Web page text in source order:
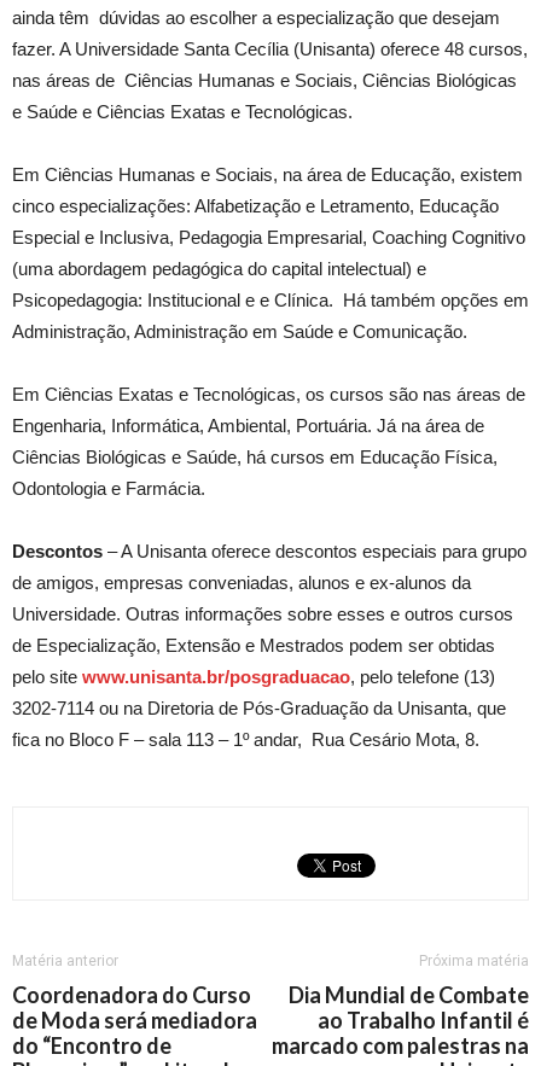
ainda têm dúvidas ao escolher a especialização que desejam
fazer. A Universidade Santa Cecília (Unisanta) oferece 48 cursos,
nas áreas de Ciências Humanas e Sociais, Ciências Biológicas
e Saúde e Ciências Exatas e Tecnológicas.
Em Ciências Humanas e Sociais, na área de Educação, existem
cinco especializações: Alfabetização e Letramento, Educação
Especial e Inclusiva, Pedagogia Empresarial, Coaching Cognitivo
(uma abordagem pedagógica do capital intelectual) e
Psicopedagogia: Institucional e e Clínica. Há também opções em
Administração, Administração em Saúde e Comunicação.
Em Ciências Exatas e Tecnológicas, os cursos são nas áreas de
Engenharia, Informática, Ambiental, Portuária. Já na área de
Ciências Biológicas e Saúde, há cursos em Educação Física,
Odontologia e Farmácia.
Descontos – A Unisanta oferece descontos especiais para grupo
de amigos, empresas conveniadas, alunos e ex-alunos da
Universidade. Outras informações sobre esses e outros cursos
de Especialização, Extensão e Mestrados podem ser obtidas
pelo site www.unisanta.br/posgraduacao, pelo telefone (13)
3202-7114 ou na Diretoria de Pós-Graduação da Unisanta, que
fica no Bloco F – sala 113 – 1º andar, Rua Cesário Mota, 8.
Matéria anterior
Coordenadora do Curso
de Moda será mediadora
do “Encontro de
Próxima matéria
Dia Mundial de Combate
ao Trabalho Infantil é
marcado com palestras na